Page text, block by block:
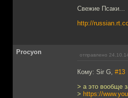
Свежие Псаки...
http://
Procyon отправлено
Кому: Sir G, #13
> а это вообще
> https://